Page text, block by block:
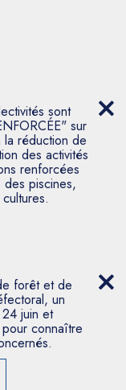
sont
sur
réduction de
des activités
renforcées
des piscines,
forêt et de
un
juin et
connaître